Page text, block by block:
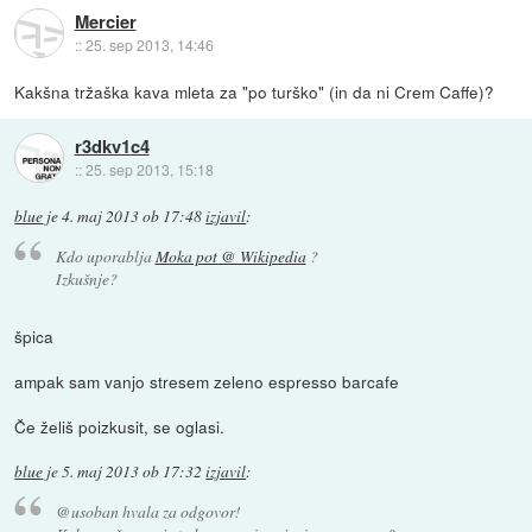
Mercier
::25. sep 2013, 14:46
Kakšna tržaška kava mleta za "po turško" (in da ni Crem Caffe)?
r3dkv1c4
::25. sep 2013, 15:18
blue je4. maj 2013 ob 17:48izjavil:
Kdo uporabljaMoka pot @ Wikipedia?
Izkušnje?
špica
ampak sam vanjo stresem zeleno espresso barcafe
Če želiš poizkusit, se oglasi.
blue je5. maj 2013 ob 17:32 izjavil:
@usoban hvala za odgovor!